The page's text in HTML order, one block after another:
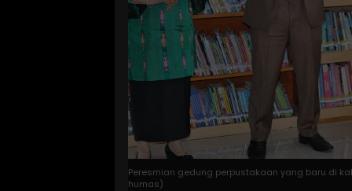
Peresmian gedung perpustakaan yang baru di
humas)